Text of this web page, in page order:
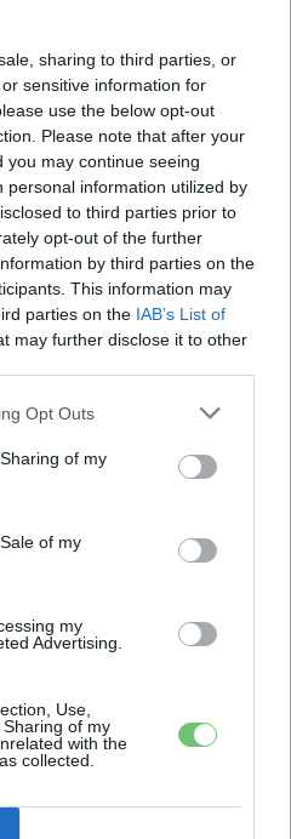
sharing to third parties, or
sensitive information for
use the below opt-out
Please note that after your
may continue seeing
personal information utilized by
to third parties prior to
opt-out of the further
by third parties on the
This information may
parties on the IAB’s List of
may further disclose it to other
Opt Outs
of my
of my
my
Advertising.
Use,
of my
with the
collected.
Elektromobilitás
Klasse
de lelkében elkötelezett gamer,
határt szabott: legfeljebb
az elektromos autók
kijelzőjén